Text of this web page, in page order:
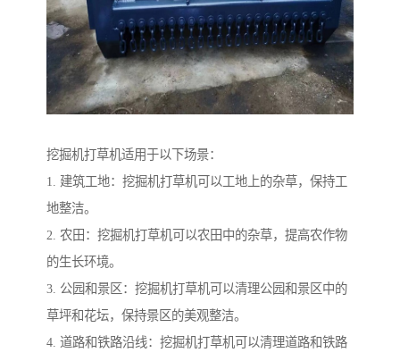
挖掘机打草机适用于以下场景：
1. 建筑工地：挖掘机打草机可以工地上的杂草，保持工
地整洁。
2. 农田：挖掘机打草机可以农田中的杂草，提高农作物
的生长环境。
3. 公园和景区：挖掘机打草机可以清理公园和景区中的
草坪和花坛，保持景区的美观整洁。
4. 道路和铁路沿线：挖掘机打草机可以清理道路和铁路